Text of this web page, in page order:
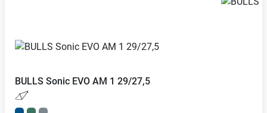
BULLS Sonic EVO AM 1 29/27,5